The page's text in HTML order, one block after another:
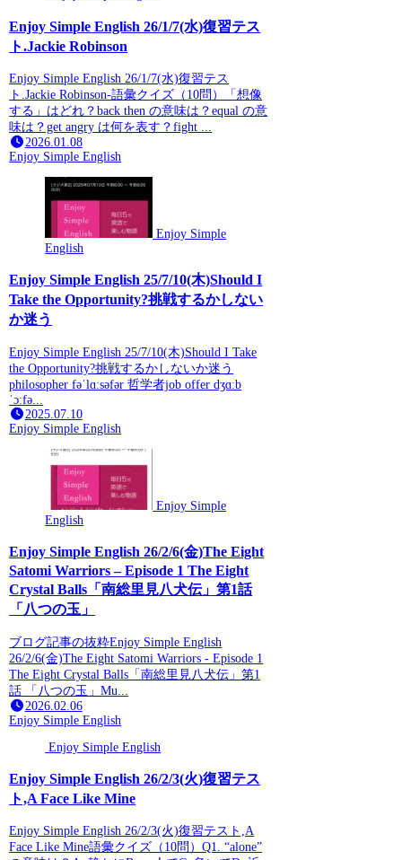
Enjoy Simple English 26/1/7(水)復習テス
ト.Jackie Robinson
Enjoy Simple English 26/1/7(水)復習テス
ト.Jackie Robinson-語彙クイズ（10問）「想像
する」はどれ？back then の意味は？equal の意
味は？get angry は何を表す？fight ...
2026.01.08
Enjoy Simple English
Enjoy Simple
English
Enjoy Simple English 25/7/10(木)Should I
Take the Opportunity?挑戦するかしない
か迷う
Enjoy Simple English 25/7/10(木)Should I Take
the Opportunity?挑戦するかしないか迷う
philosopher fəˈlɑːsəfər 哲学者job offer dʒɑːb
ˈɔːfə...
2025.07.10
Enjoy Simple English
Enjoy Simple
English
Enjoy Simple English 26/2/6(金)The Eight
Satomi Warriors – Episode 1 The Eight
Crystal Balls「南総里見八犬伝」第1話
「八つの玉」
ブログ記事の抜粋Enjoy Simple English
26/2/6(金)The Eight Satomi Warriors - Episode 1
The Eight Crystal Balls「南総里見八犬伝」第1
話 「八つの玉」Mu...
2026.02.06
Enjoy Simple English
Enjoy Simple English
Enjoy Simple English 26/2/3(火)復習テス
ト,A Face Like Mine
Enjoy Simple English 26/2/3(火)復習テスト,A
Face Like Mine語彙クイズ（10問）Q1. “alone”